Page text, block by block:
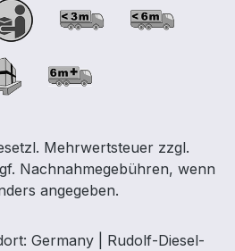
Mehrwertsteuer zzgl.
Nachnahmegebühren, wenn
angegeben.
Germany | Rudolf-Diesel-